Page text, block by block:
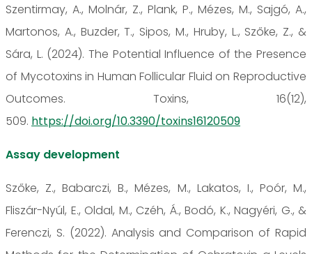
Szentirmay, A., Molnár, Z., Plank, P., Mézes, M., Sajgó, A.,
Martonos, A., Buzder, T., Sipos, M., Hruby, L., Szőke, Z., &
Sára, L. (2024). The Potential Influence of the Presence
of Mycotoxins in Human Follicular Fluid on Reproductive
Outcomes. Toxins, 16(12),
509. https://doi.org/10.3390/toxins16120509
Assay development
Szőke, Z., Babarczi, B., Mézes, M., Lakatos, I., Poór, M.,
Fliszár-Nyúl, E., Oldal, M., Czéh, Á., Bodó, K., Nagyéri, G., &
Ferenczi, S. (2022). Analysis and Comparison of Rapid